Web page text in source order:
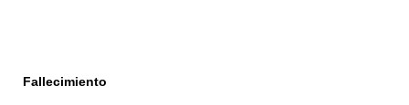
Fallecimiento